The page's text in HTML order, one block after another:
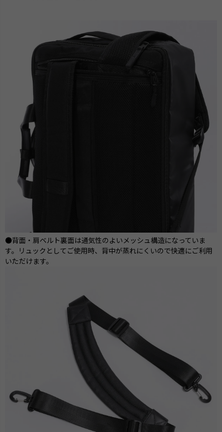
●背面・肩ベルト裏面は通気性のよいメッシュ構造になっていま
す。リュックとしてご使用時、背中が蒸れにくいので快適にご利用
いただけます。